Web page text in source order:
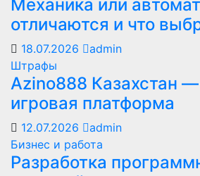
Механика или
отличаются и что
18.07.2026
admin
Штрафы
Azino888 Казахстан
игровая платформа
12.07.2026
admin
Бизнес и работа
Разработка